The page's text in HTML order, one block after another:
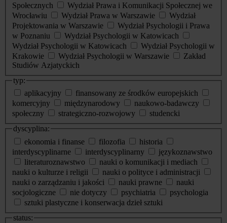
Społecznych
Wydział Prawa i Komunikacji Społecznej we
Wrocławiu
Wydział Prawa w Warszawie
Wydział
Projektowania w Warszawie
Wydział Psychologii i Prawa
w Poznaniu
Wydział Psychologii w Katowicach
Wydział Psychologii w Katowicach
Wydział Psychologii w
Krakowie
Wydział Psychologii w Warszawie
Zakład
Studiów Azjatyckich
typ:
aplikacyjny
finansowany ze środków europejskich
komercyjny
międzynarodowy
naukowo-badawczy
społeczny
strategiczno-rozwojowy
studencki
dyscyplina:
ekonomia i finanse
filozofia
historia
interdyscyplinarne
interdyscyplinarny
językoznawstwo
literaturoznawstwo
nauki o komunikacji i mediach
nauki o kulturze i religii
nauki o polityce i administracji
nauki o zarządzaniu i jakości
nauki prawne
nauki
socjologiczne
nie dotyczy psychiatria
psychologia
sztuki plastyczne i konserwacja dzieł sztuki
status: